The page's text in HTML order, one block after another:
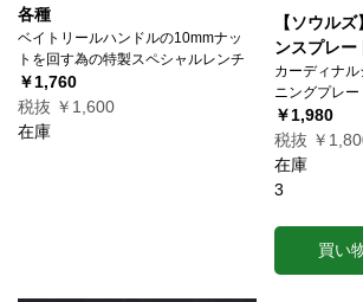
各種
ベイトリールハンドルの10mmナッ
トを回す為の特製スペシャルレンチ
￥1,760
税抜 ￥1,600
在庫
【ソウル
ンスプレー
カーディナ
ニングプレー
￥1,980
税抜 ￥
在庫
3
買い